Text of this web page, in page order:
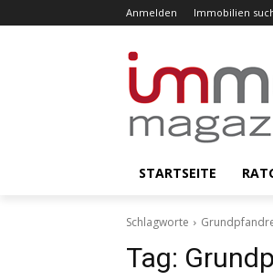
Anmelden Immobilien
STARTSEITE
Schlagworte
Tag: